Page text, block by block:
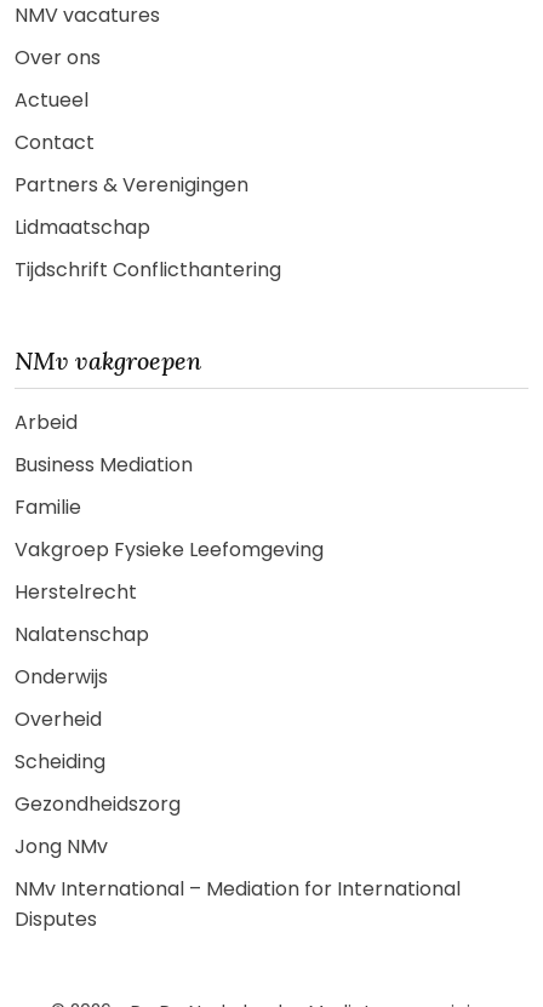
NMV vacatures
Over ons
Actueel
Contact
Partners & Verenigingen
Lidmaatschap
Tijdschrift Conflicthantering
NMv vakgroepen
Arbeid
Business Mediation
Familie
Vakgroep Fysieke Leefomgeving
Herstelrecht
Nalatenschap
Onderwijs
Overheid
Scheiding
Gezondheidszorg
Jong NMv
NMv International – Mediation for International
Disputes